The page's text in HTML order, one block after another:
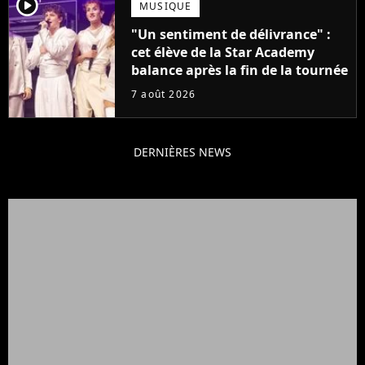
MUSIQUE
"Un sentiment de délivrance" :
cet élève de la Star Academy
balance après la fin de la tournée
7 août 2026
DERNIÈRES NEWS